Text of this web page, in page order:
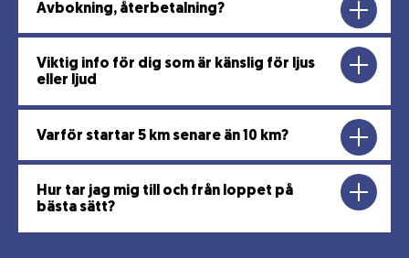
Avbokning, återbetalning?
Viktig info för dig som är känslig för ljus
eller ljud
Varför startar 5 km senare än 10 km?
Hur tar jag mig till och från loppet på
bästa sätt?